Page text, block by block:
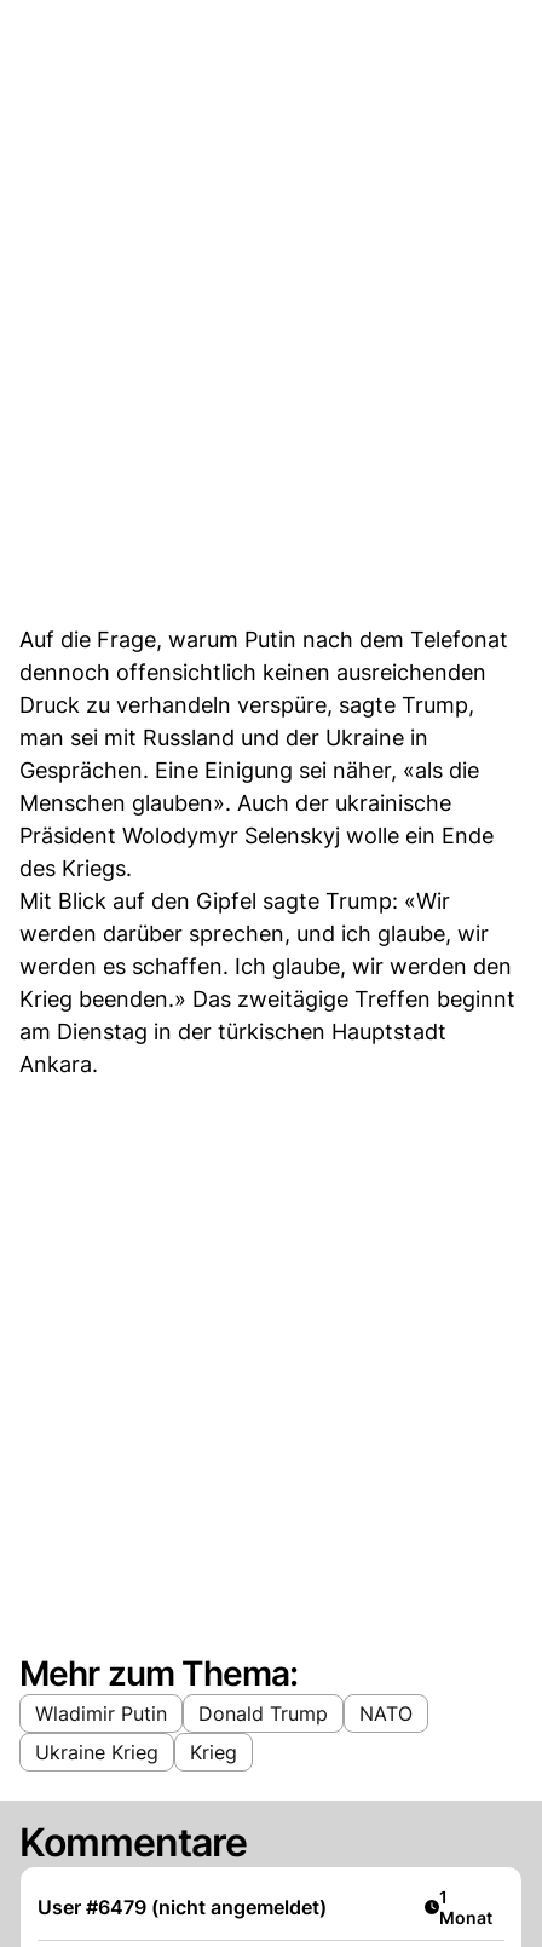
Auf die Frage, warum Putin nach dem Telefonat
dennoch offensichtlich keinen ausreichenden
Druck zu verhandeln verspüre, sagte Trump,
man sei mit Russland und der Ukraine in
Gesprächen. Eine Einigung sei näher, «als die
Menschen glauben». Auch der ukrainische
Präsident Wolodymyr Selenskyj wolle ein Ende
des Kriegs.
Mit Blick auf den Gipfel sagte Trump: «Wir
werden darüber sprechen, und ich glaube, wir
werden es schaffen. Ich glaube, wir werden den
Krieg beenden.» Das zweitägige Treffen beginnt
am Dienstag in der türkischen Hauptstadt
Ankara.
Mehr zum Thema:
Wladimir Putin Donald Trump
NATO
Ukraine Krieg
Krieg
Kommentare
User #6479 (nicht angemeldet) Artikel
1
Monat